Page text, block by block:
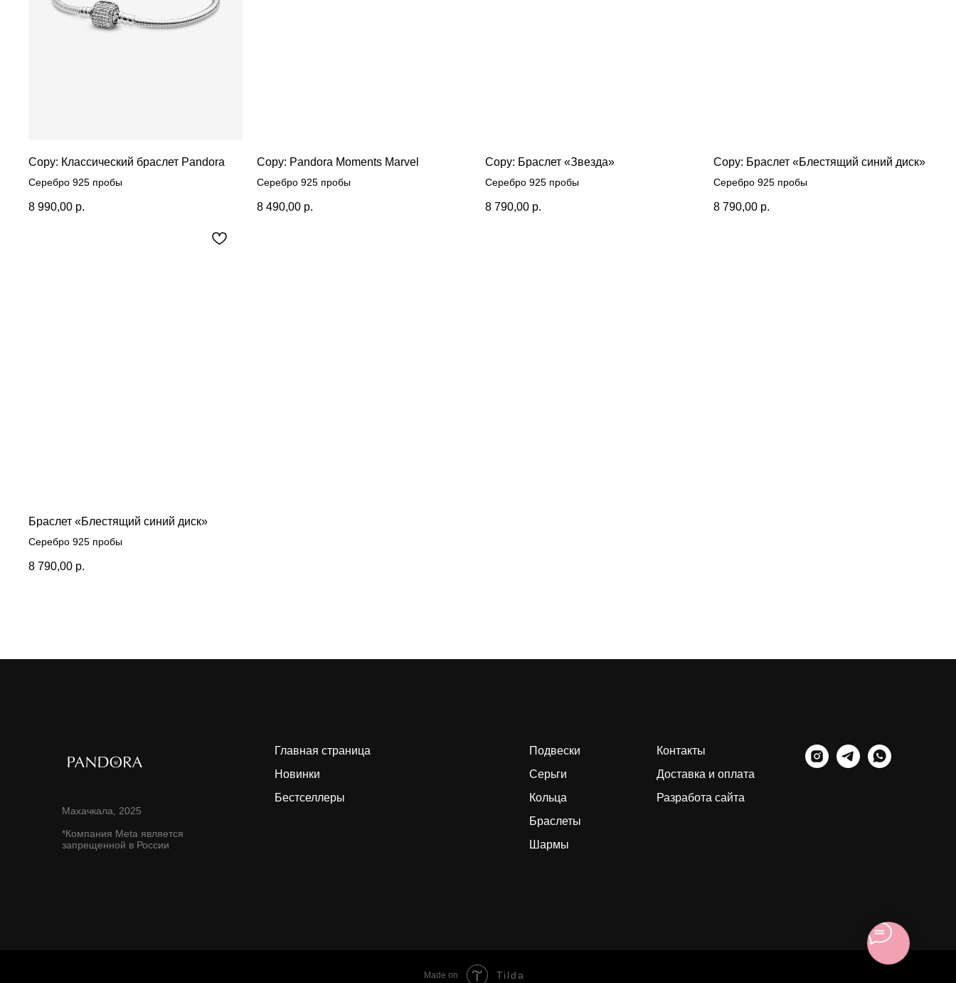
Copy: Классический браслет Pandora
Серебро 925 пробы
8 990,00 р.
Copy: Pandora Moments Marvel
Серебро 925 пробы
8 490,00 р.
Copy: Браслет «Звезда»
Серебро 925 пробы
8 790,00 р.
Copy: Браслет «Блестящий синий диск‎»
Серебро 925 пробы
8 790,00 р.
Браслет «Блестящий синий диск‎»
Серебро 925 пробы
8 790,00 р.
Махачкала, 2025
*Компания Meta является
запрещенной в России
Главная страница
Новинки
Бестселлеры
Подвески
Серьги
Кольца
Браслеты
Шармы
Контакты
Доставка и оплата
Разработа сайта
Made on Tilda